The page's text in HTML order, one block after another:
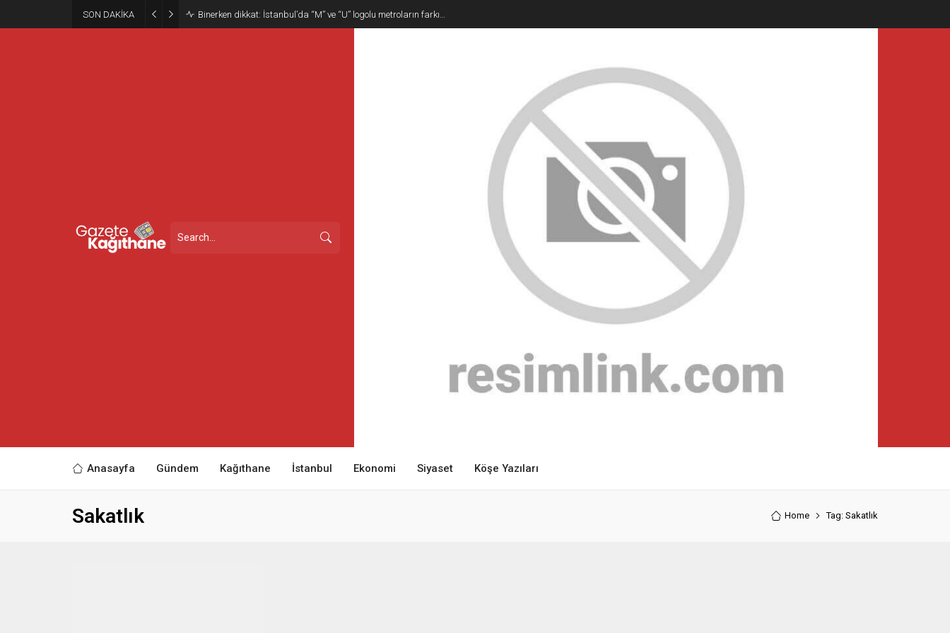
SON DAKİKA Binerken dikkat: İstanbul’da “M” ve “U” logolu metroların farkı…
Anasayfa Gündem Kağıthane İstanbul Ekonomi Siyaset Köşe Yazıları
Sakatlık Home Tag: Sakatlık